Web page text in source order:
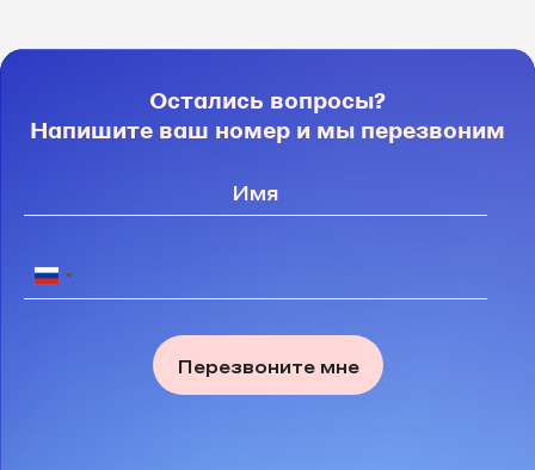
Остались вопросы?
Напишите ваш номер и мы перезвоним
Перезвоните мне